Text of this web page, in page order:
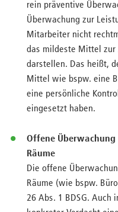
rein präventive
Überwachung zur
Mitarbeiter nicht
das mildeste Mittel zur
darstellen. Das heißt,
Mittel wie bspw. eine
eine persönliche
eingesetzt haben.
Offene
Räume
Die offene
Räume (wie bspw.
26 Abs. 1 BDSG. Auch